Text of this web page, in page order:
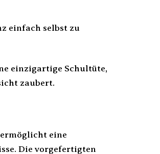
einfach selbst zu
einzigartige Schultüte,
zaubert.
eine
Die vorgefertigten